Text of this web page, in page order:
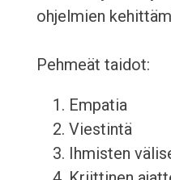
ohjelmien
Pehmeät taidot:
Empatia
Viestintä
Ihmisten